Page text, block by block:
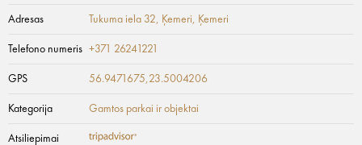
Adresas Tukuma iela 32, Ķemeri, Ķemeri
Telefono numeris +371 26241221
GPS 56.9471675,23.5004206
Kategorija Gamtos parkai ir objektai
Atsiliepimai